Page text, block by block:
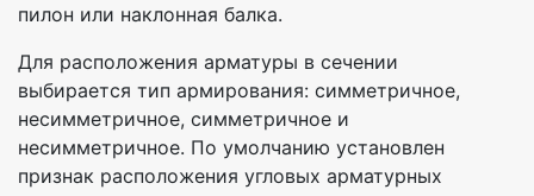
пилон или наклонная балка.
Для расположения арматуры в сечении
выбирается тип армирования: симметричное,
несимметричное, симметричное и
несимметричное. По умолчанию установлен
признак расположения угловых арматурных